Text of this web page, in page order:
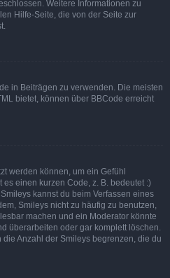
Weitere Informationen zu
Hilfe-Seite, die von der Seite zur
in Beiträgen zu verwenden. Die meisten
bietet, können über BBCode erreicht
werden können, um ein Gefühl
einen kurzen Code, z. B. bedeutet :)
kannst du beim Verfassen eines
Smileys nicht zu häufig zu benutzen,
machen und ein Moderator könnte
überarbeiten oder gar komplett löschen.
Anzahl der Smileys begrenzen, die du